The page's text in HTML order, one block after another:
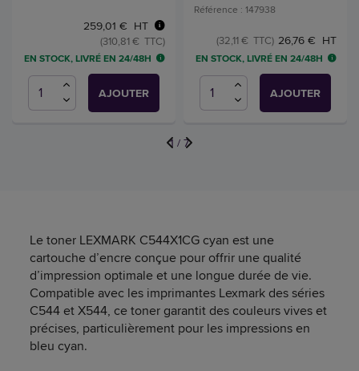
259,01 € HT
(310,81 € TTC)
EN STOCK, LIVRÉ EN 24/48H
AJOUTER
Référence : 147938
26,76 € HT
(32,11 € TTC)
EN STOCK, LIVRÉ EN 24/48H
AJOUTER
1 / 7
Le toner LEXMARK C544X1CG cyan est une
cartouche d’encre conçue pour offrir une qualité
d’impression optimale et une longue durée de vie.
Compatible avec les imprimantes Lexmark des séries
C544 et X544, ce toner garantit des couleurs vives et
précises, particulièrement pour les impressions en
bleu cyan.